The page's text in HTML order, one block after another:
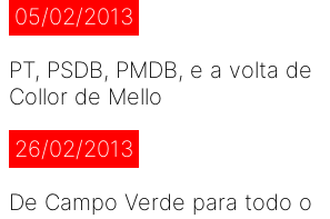
05/02/2013
PT, PSDB, PMDB, e a volta de
Collor de Mello
26/02/2013
De Campo Verde para todo o